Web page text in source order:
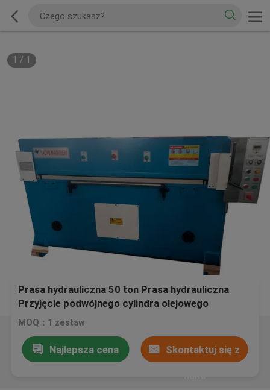
1 / 1
Prasa hydrauliczna 50 ton Prasa hydrauliczna
Przyjęcie podwójnego cylindra olejowego
MOQ：1 zestaw
Najlepsza cena Skontaktuj się z